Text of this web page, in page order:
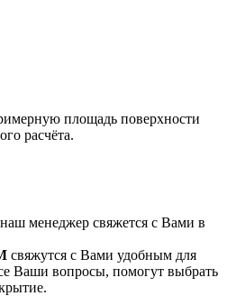
площадь поверхности
расчёта.
менеджер свяжется с Вами в
свяжутся с Вами удобным для
Ваши вопросы, помогут выбрать